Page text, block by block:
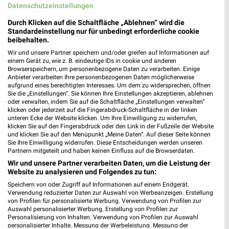
Jetzt alle "Blumen" Themen entdecken!
MEHR PROSPEKTE
weekli - Prospekte & Angebote App
Datenschutzeinstellungen
Durch Klicken auf die Schaltfläche „Ablehnen“ wird die
Standardeinstellung nur für unbedingt erforderliche cookie
beibehalten.
Wir und unsere Partner speichern und/oder greifen auf Informationen auf
einem Gerät zu, wie z. B. eindeutige IDs in cookie und anderen
Browserspeichern, um personenbezogene Daten zu verarbeiten. Einige
Anbieter verarbeiten Ihre personenbezogenen Daten möglicherweise
aufgrund eines berechtigten Interesses. Um dem zu widersprechen, öffnen
Sie die „Einstellungen“. Sie können Ihre Einstellungen akzeptieren, ablehnen
oder verwalten, indem Sie auf die Schaltfläche „Einstellungen verwalten“
klicken oder jederzeit auf die Fingerabdruck-Schaltfläche in der linken
unteren Ecke der Website klicken. Um Ihre Einwilligung zu widerrufen,
klicken Sie auf den Fingerabdruck oder den Link in der Fußzeile der Website
und klicken Sie auf den Menüpunkt „Meine Daten“. Auf dieser Seite können
Sie Ihre Einwilligung widerrufen. Diese Entscheidungen werden unseren
Partnern mitgeteilt und haben keinen Einfluss auf die Browserdaten.
Wir und unsere Partner verarbeiten Daten, um die Leistung der
Website zu analysieren und Folgendes zu tun:
Speichern von oder Zugriff auf Informationen auf einem Endgerät.
Verwendung reduzierter Daten zur Auswahl von Werbeanzeigen. Erstellung
von Profilen für personalisierte Werbung. Verwendung von Profilen zur
Auswahl personalisierter Werbung. Erstellung von Profilen zur
Personalisierung von Inhalten. Verwendung von Profilen zur Auswahl
personalisierter Inhalte. Messung der Werbeleistung. Messung der